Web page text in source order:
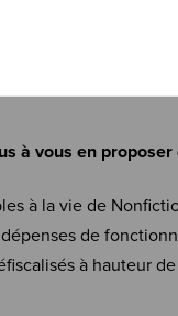
à vous en
à la vie de
de
à hauteur